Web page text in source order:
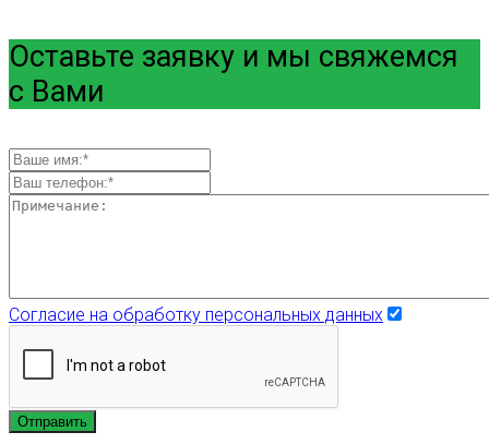
Оставьте заявку и мы свяжемся
с Вами
Согласие на обработку персональных данных
Отправить